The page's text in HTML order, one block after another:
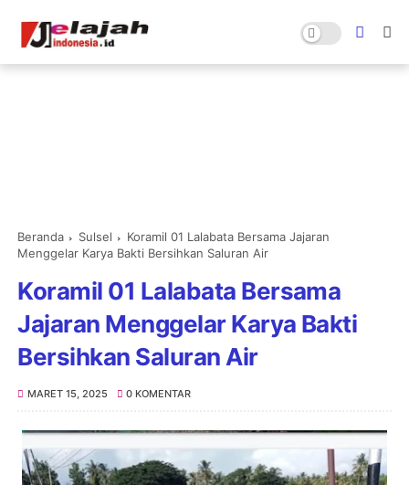
Beranda Sulsel
Koramil 01 Lalabata Bersama Jajaran
Menggelar Karya Bakti Bersihkan Saluran Air
Koramil 01 Lalabata Bersama
Jajaran Menggelar Karya Bakti
Bersihkan Saluran Air
MARET 15, 2025 0 KOMENTAR